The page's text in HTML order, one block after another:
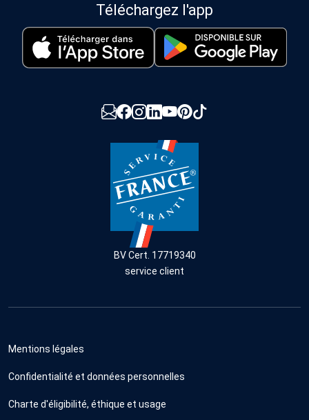
Téléchargez l'app
BV Cert. 17719340
service client
Mentions légales
Confidentialité et données personnelles
Charte d'éligibilité, éthique et usage